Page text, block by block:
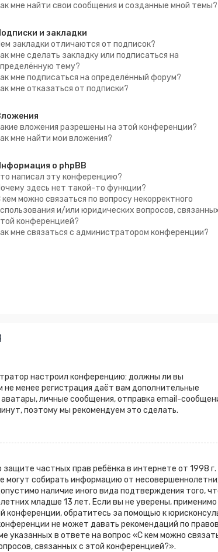
мне найти свои сообщения и созданные мной темы?
и закладки
закладки отличаются от подписок?
мне сделать закладку или подписаться на
тему?
мне подписаться на определённый форум?
мне отказаться от подписки?
вложения разрешены на этой конференции?
мне найти мои вложения?
о phpBB
написал эту конференцию?
здесь нет такой-то функции?
кем можно связаться по вопросу некорректного
и/или юридических вопросов,
конференцией?
мне связаться с администратором конференции?
настроил конференцию: должны ли вы
менее регистрация даёт вам дополнительные
личные сообщения, отправка email-
поэтому мы рекомендуем это сделать.
защите частных прав ребёнка в интернете от 1998
собирать информацию от
наличие иного вида подтверждения того,
младше 13 лет. Если вы не уверены, применимо
конференции, обратитесь за помощью к
не может давать рекомендаций по
указанных в ответе на вопрос «С кем можно
связанных с этой конференцией?».